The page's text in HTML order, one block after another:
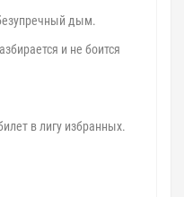
дым.
и не боится
в лигу избранных.